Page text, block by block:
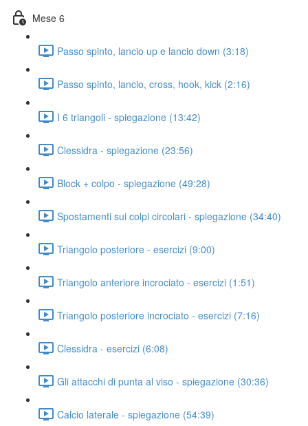
Mese 6
Passo spinto, lancio up e lancio down (3:18)
Passo spinto, lancio, cross, hook, kick (2:16)
I 6 triangoli - spiegazione (13:42)
Clessidra - spiegazione (23:56)
Block + colpo - spiegazione (49:28)
Spostamenti sui colpi circolari - spiegazione (34:40)
Triangolo posteriore - esercizi (9:00)
Triangolo anteriore incrociato - esercizi (1:51)
Triangolo posteriore incrociato - esercizi (7:16)
Clessidra - esercizi (6:08)
Gli attacchi di punta al viso - spiegazione (30:36)
Calcio laterale - spiegazione (54:39)